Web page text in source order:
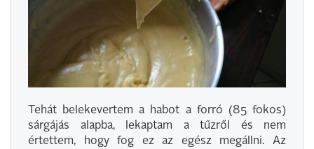
Tehát belekevertem a habot a forró (85 fokos)
sárgájás alapba, lekaptam a tűzről és nem
értettem, hogy fog ez az egész megállni. Az